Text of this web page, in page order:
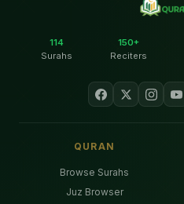
114
Surahs
150+
Reciters
QURAN
Browse Surahs
Juz Browser